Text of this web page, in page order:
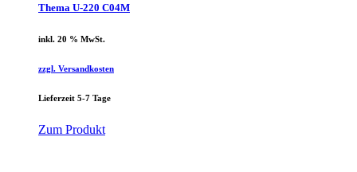
Thema U-220 C04M
inkl. 20 % MwSt.
zzgl. Versandkosten
Lieferzeit 5-7 Tage
Zum Produkt